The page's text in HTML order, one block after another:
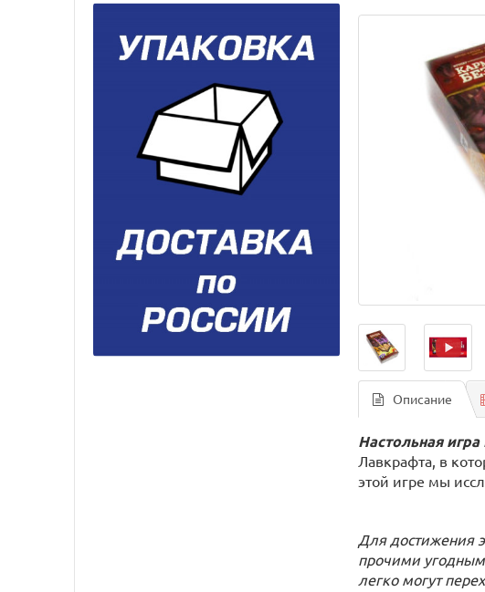
Описание
Настольная игра
Лавкрафта, в
этой игре мы
Для достижения
прочими
легко могут